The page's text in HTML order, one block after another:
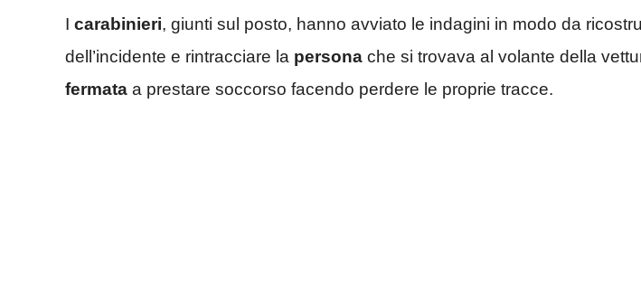
I carabinieri, giunti sul posto, hanno avviato le indagini in modo da
dell’incidente e rintracciare la persona che si trovava al volante della
fermata a prestare soccorso facendo perdere le proprie tracce.